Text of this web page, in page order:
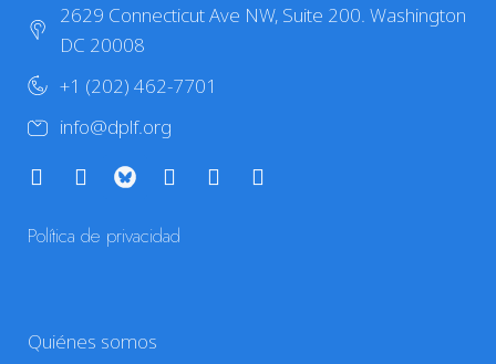
2629 Connecticut Ave NW, Suite 200. Washington
DC 20008
+1 (202) 462-7701
info@dplf.org
Política de privacidad
Quiénes somos